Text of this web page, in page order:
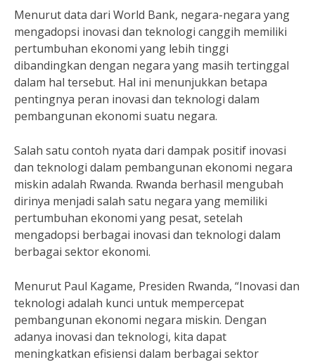
Menurut data dari World Bank, negara-negara yang
mengadopsi inovasi dan teknologi canggih memiliki
pertumbuhan ekonomi yang lebih tinggi
dibandingkan dengan negara yang masih tertinggal
dalam hal tersebut. Hal ini menunjukkan betapa
pentingnya peran inovasi dan teknologi dalam
pembangunan ekonomi suatu negara.
Salah satu contoh nyata dari dampak positif inovasi
dan teknologi dalam pembangunan ekonomi negara
miskin adalah Rwanda. Rwanda berhasil mengubah
dirinya menjadi salah satu negara yang memiliki
pertumbuhan ekonomi yang pesat, setelah
mengadopsi berbagai inovasi dan teknologi dalam
berbagai sektor ekonomi.
Menurut Paul Kagame, Presiden Rwanda, “Inovasi dan
teknologi adalah kunci untuk mempercepat
pembangunan ekonomi negara miskin. Dengan
adanya inovasi dan teknologi, kita dapat
meningkatkan efisiensi dalam berbagai sektor